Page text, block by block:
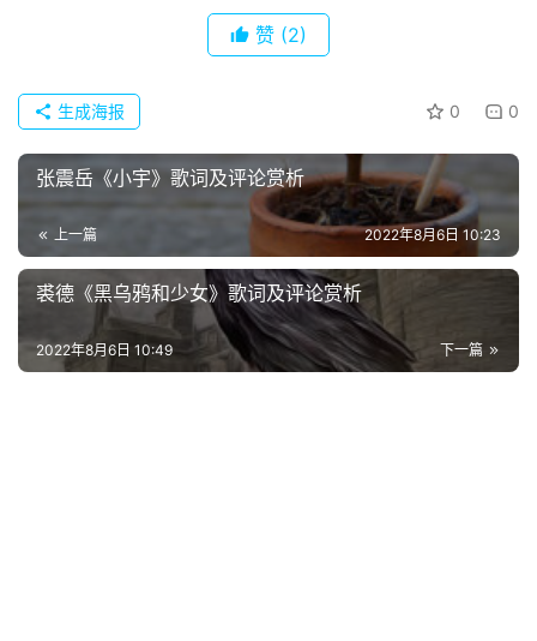
首
赞 (2)
0 0
生成海报
张震岳《小宇》歌词及评论赏析
上一篇 2022年8月6日 10:23
裘德《黑乌鸦和少女》歌词及评论赏析
下一篇
2022年8月6日 10:49